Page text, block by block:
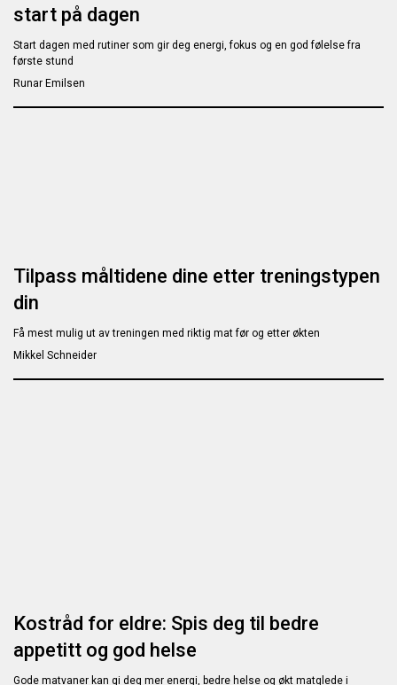
start på dagen
Start dagen med rutiner som gir deg energi, fokus og en god følelse fra
første stund
Runar Emilsen
Tilpass måltidene dine etter treningstypen
din
Få mest mulig ut av treningen med riktig mat før og etter økten
Mikkel Schneider
Kostråd for eldre: Spis deg til bedre
appetitt og god helse
Gode matvaner kan gi deg mer energi, bedre helse og økt matglede i